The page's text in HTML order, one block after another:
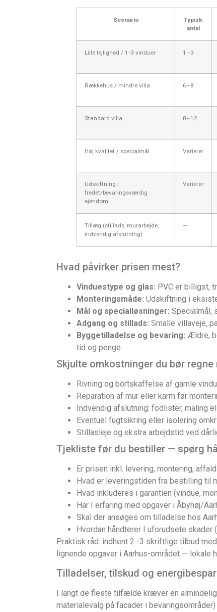
Scenario
Typisk
antal
Lille lejlighed / 1‑3 vinduer 1–3
Rækkehus / mindre villa 6–8
Standard villa 8–12
Høj kvalitet / specialmål Varierer
Udskiftning i
fredet/bevaringsværdig
ejendom
Varierer
Tillæg (stillads, murarbejde,
indvendig afslutning)
—
Hvad påvirker prisen mest?
Vinduestype og glas: PVC er billigst,
Monteringsmåde: Udskiftning i
Mål og specialløsninger: Specialmål,
Adgang og stillads: Smalle villaveje,
Byggetilladelse og bevaring: Ældre,
tid og penge.
Skjulte omkostninger du bør regne
Rivning og bortskaffelse af gamle
Reparation af mur eller karm før
Indvendig afslutning: fodlister, maling
Eventuel fugtsikring eller isolering
Stillasleje og ekstra arbejdstid ved
Tjekliste før du bestiller — spørg
Er prisen inkl. levering, montering,
Hvad er leveringstiden fra bestilling til
Hvad inkluderes i garantien (vindue,
Har I erfaring med opgaver i Åbyhøj/
Skal der ansøges om tilladelse hos
Hvordan håndterer I uforudsete skader
Praktisk råd: indhent 2–3 skriftlige tilbud
lignende opgaver i Aarhus-området — lokale
Tilladelser, tilskud og
I langt de fleste tilfælde kræver en
materialevalg på facader i